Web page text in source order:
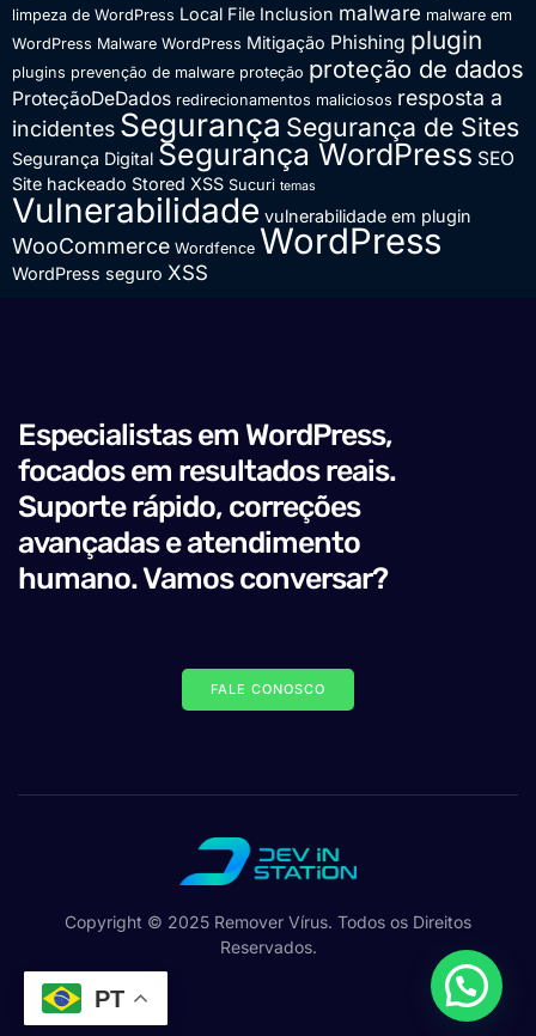
limpeza de WordPress Local File Inclusion malware malware em
WordPress Malware WordPress Mitigação Phishing plugin
plugins prevenção de malware proteção proteção de dados
ProteçãoDeDados redirecionamentos maliciosos resposta a
incidentes Segurança Segurança de Sites
Segurança Digital Segurança WordPress SEO
Site hackeado Stored XSS Sucuri temas
Vulnerabilidade vulnerabilidade em plugin
WooCommerce Wordfence WordPress
WordPress seguro XSS
Especialistas em WordPress,
focados em resultados reais.
Suporte rápido, correções
avançadas e atendimento
humano. Vamos conversar?
FALE CONOSCO
Copyright © 2025 Remover Vírus. Todos os Direitos
Reservados.
PT